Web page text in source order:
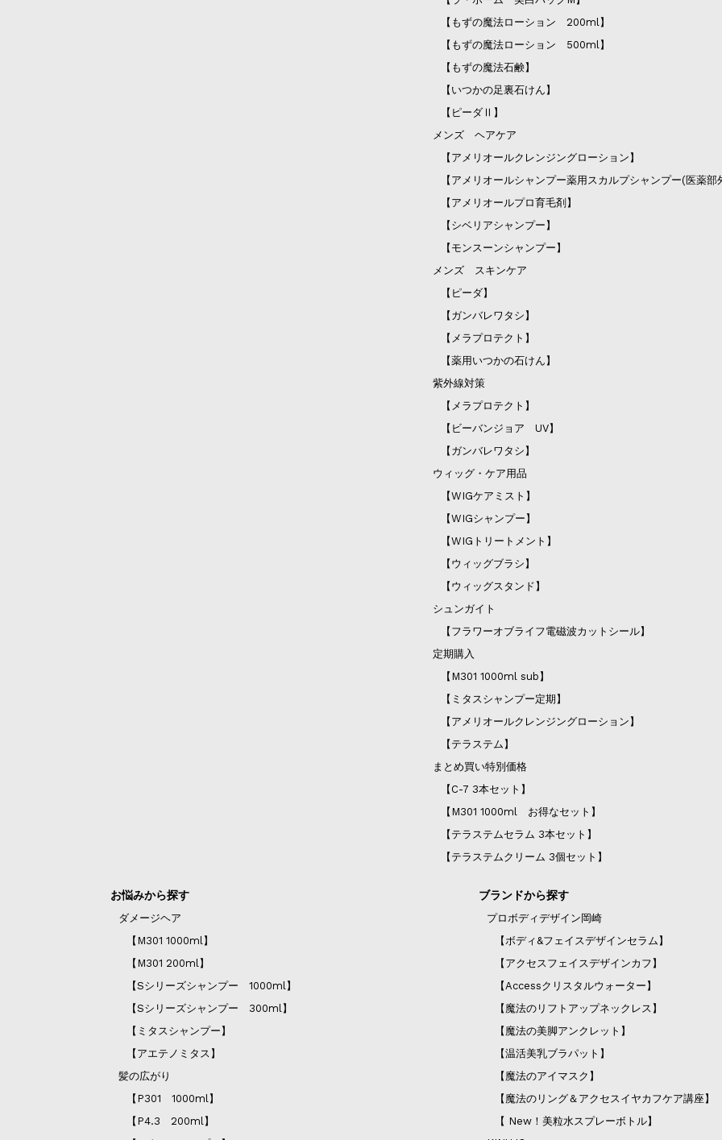
【もずの魔法ローション 200ml】
【もずの魔法ローション 500ml】
【もずの魔法石鹸】
【いつかの足裏石けん】
【ピーダⅡ】
メンズ ヘアケア
【アメリオールクレンジングローション】
【アメリオールシャンプー薬用スカルプシャンプー(医薬部
【アメリオールプロ育毛剤】
【シベリアシャンプー】
【モンスーンシャンプー】
メンズ スキンケア
【ピーダ】
【ガンバレワタシ】
【メラプロテクト】
【薬用いつかの石けん】
紫外線対策
【メラプロテクト】
【ビーバンジョア UV】
【ガンバレワタシ】
ウィッグ・ケア用品
【WIGケアミスト】
【WIGシャンプー】
【WIGトリートメント】
【ウィッグブラシ】
【ウィッグスタンド】
シュンガイト
【フラワーオブライフ電磁波カットシール】
定期購入
【M301 1000ml sub】
【ミタスシャンプー定期】
【アメリオールクレンジングローション】
【テラステム】
まとめ買い特別価格
【C-7 3本セット】
【M301 1000ml お得なセット】
【テラステムセラム 3本セット】
【テラステムクリーム 3個セット】
お悩みから探す
ダメージヘア
【M301 1000ml】
【M301 200ml】
【Sシリーズシャンプー 1000ml】
【Sシリーズシャンプー 300ml】
【ミタスシャンプー】
【アエテノミタス】
髪の広がり
【P301 1000ml】
【P4.3 200ml】
ブランドから探す
プロボディデザイン岡崎
【ボディ&フェイスデザインセラム】
【アクセスフェイスデザインカフ】
【Accessクリスタルウォーター】
【魔法のリフトアップネックレス】
【魔法の美脚アンクレット】
【温活美乳ブラパット】
【魔法のアイマスク】
【魔法のリング＆アクセスイヤカフケア講座】
【 New！美粒水スプレーボトル】